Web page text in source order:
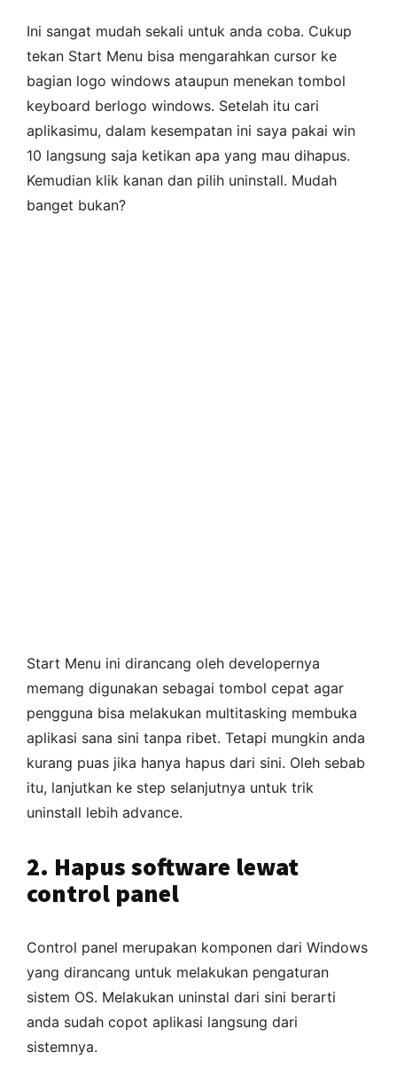
Ini sangat mudah sekali untuk anda coba. Cukup
tekan Start Menu bisa mengarahkan cursor ke
bagian logo windows ataupun menekan tombol
keyboard berlogo windows. Setelah itu cari
aplikasimu, dalam kesempatan ini saya pakai win
10 langsung saja ketikan apa yang mau dihapus.
Kemudian klik kanan dan pilih uninstall. Mudah
banget bukan?
Start Menu ini dirancang oleh developernya
memang digunakan sebagai tombol cepat agar
pengguna bisa melakukan multitasking membuka
aplikasi sana sini tanpa ribet. Tetapi mungkin anda
kurang puas jika hanya hapus dari sini. Oleh sebab
itu, lanjutkan ke step selanjutnya untuk trik
uninstall lebih advance.
2. Hapus software lewat
control panel
Control panel merupakan komponen dari Windows
yang dirancang untuk melakukan pengaturan
sistem OS. Melakukan uninstal dari sini berarti
anda sudah copot aplikasi langsung dari
sistemnya.